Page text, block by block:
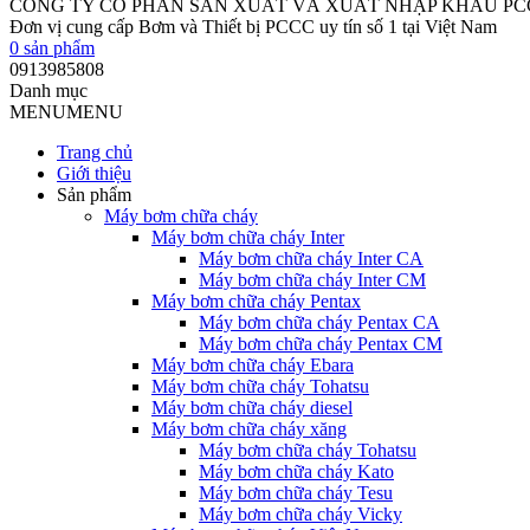
CÔNG TY CỔ PHẦN SẢN XUẤT VÀ XUẤT NHẬP KHẨU
Đơn vị cung cấp Bơm và Thiết bị PCCC uy tín số 1 tại Việt Nam
0 sản phẩm
0913985808
Danh mục
MENUMENU
Trang chủ
Giới thiệu
Sản phẩm
Máy bơm chữa cháy
Máy bơm chữa cháy Inter
Máy bơm chữa cháy Inter CA
Máy bơm chữa cháy Inter CM
Máy bơm chữa cháy Pentax
Máy bơm chữa cháy Pentax CA
Máy bơm chữa cháy Pentax CM
Máy bơm chữa cháy Ebara
Máy bơm chữa cháy Tohatsu
Máy bơm chữa cháy diesel
Máy bơm chữa cháy xăng
Máy bơm chữa cháy Tohatsu
Máy bơm chữa cháy Kato
Máy bơm chữa cháy Tesu
Máy bơm chữa cháy Vicky